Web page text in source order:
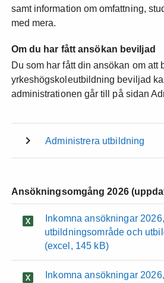
samt information om omfattning,
med mera.
Om du har fått ansökan beviljad
Du som har fått din ansökan om att
yrkeshögskoleutbildning beviljad
administrationen går till på sidan
Administrera utbildning
Ansökningsomgång 2026
Inkomna ansökningar 2026,
utbildningsområde och
(excel, 145 kB)
Inkomna ansökningar